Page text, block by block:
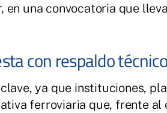
una convocatoria que
con respaldo
ya que instituciones,
ferroviaria que, frente al